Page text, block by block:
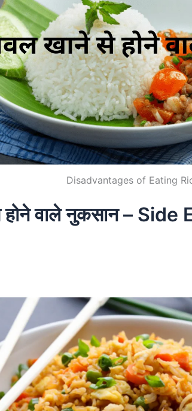
Disadvantages of Eating
होने वाले नुकसान –